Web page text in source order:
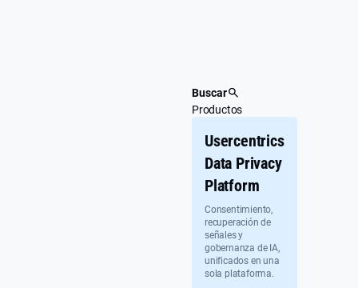
Buscar
Productos
Usercentrics
Data Privacy
Platform
Consentimiento,
recuperación de
señales y
gobernanza de IA,
unificados en una
sola plataforma.